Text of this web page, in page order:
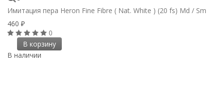
Имитация пера Heron Fine Fibre ( Nat. White ) (20 fs) Md / Sm
460 ₽
0
В корзину
В наличии